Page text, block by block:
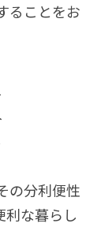
ることをお
の分利便性
利な暮らし